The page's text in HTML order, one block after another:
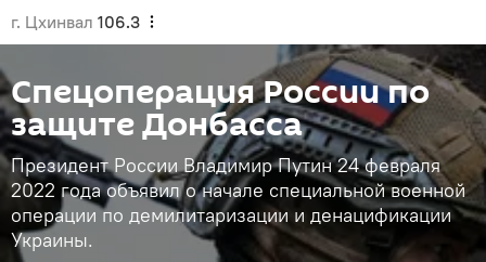
г. Цхинвал 106.3
Спецоперация России по
защите Донбасса
Президент России Владимир Путин 24 февраля
2022 года объявил о начале специальной военной
операции по демилитаризации и денацификации
Украины.